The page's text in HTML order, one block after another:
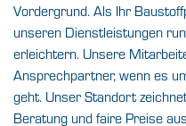
Vordergrund. Als Ihr
unseren Dienstleistungen
erleichtern. Unsere
Ansprechpartner, wenn es
geht. Unser Standort
Beratung und faire Preise